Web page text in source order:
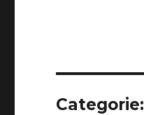
Categorie: